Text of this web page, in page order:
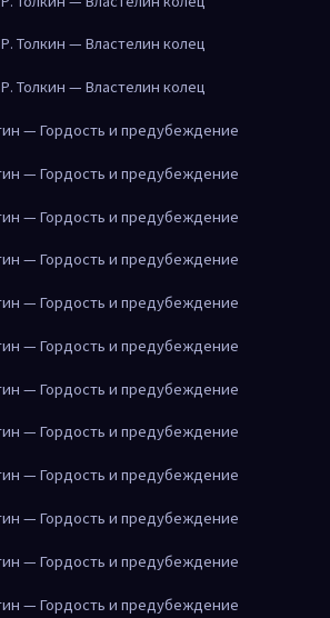
Толкин — Властелин колец
Толкин — Властелин колец
— Гордость и предубеждение
— Гордость и предубеждение
— Гордость и предубеждение
— Гордость и предубеждение
— Гордость и предубеждение
— Гордость и предубеждение
— Гордость и предубеждение
— Гордость и предубеждение
— Гордость и предубеждение
— Гордость и предубеждение
— Гордость и предубеждение
— Гордость и предубеждение